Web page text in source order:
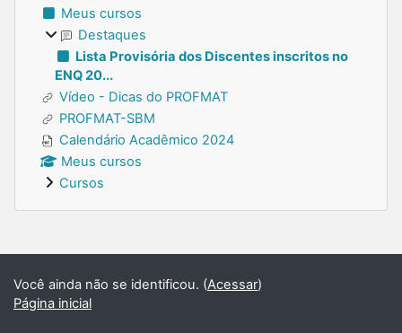
Meus cursos
Destaques
Lista Provisória dos Discentes inscritos no
ENQ 20...
Vídeo - Dicas do PROFMAT
PROFMAT-SBM
Calendário Acadêmico 2024
Meus cursos
Cursos
Blocos suplementares
Você ainda não se identificou. (Acessar)
Página inicial